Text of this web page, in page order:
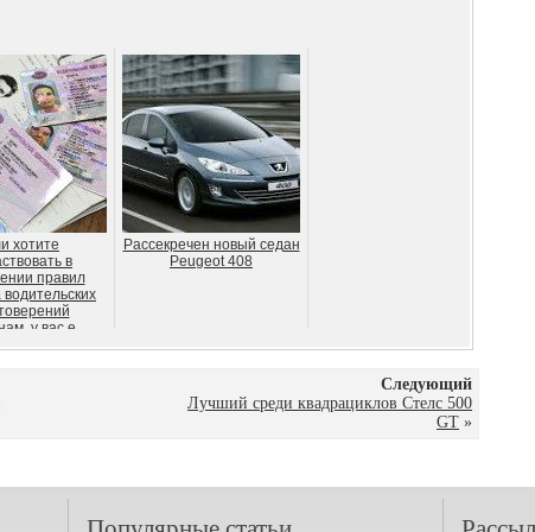
хотите
в
правил
водительских
у вас е...
Рассекречен новый седан
Peugeot 408
Следующий
Лучший среди квадрациклов Стелс 500
GT »